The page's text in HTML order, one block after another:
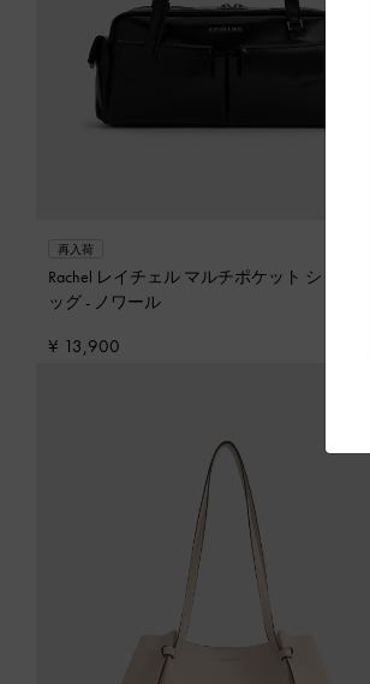
再入荷
Rachel レイチェル マルチポケット ショル
ッグ - ノワール
¥ 13,900